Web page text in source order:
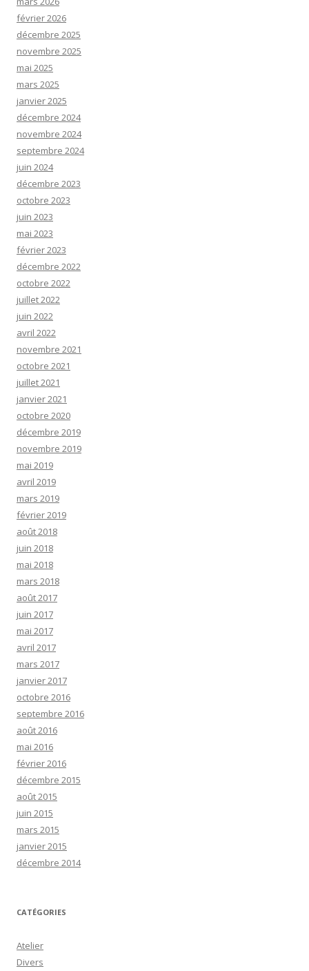
février 2026
décembre 2025
novembre 2025
mai 2025
mars 2025
janvier 2025
décembre 2024
novembre 2024
septembre 2024
juin 2024
décembre 2023
octobre 2023
juin 2023
mai 2023
février 2023
décembre 2022
octobre 2022
juillet 2022
juin 2022
avril 2022
novembre 2021
octobre 2021
juillet 2021
janvier 2021
octobre 2020
décembre 2019
novembre 2019
mai 2019
avril 2019
mars 2019
février 2019
août 2018
juin 2018
mai 2018
mars 2018
août 2017
juin 2017
mai 2017
avril 2017
mars 2017
janvier 2017
octobre 2016
septembre 2016
août 2016
mai 2016
février 2016
décembre 2015
août 2015
juin 2015
mars 2015
janvier 2015
décembre 2014
CATÉGORIES
Atelier
Divers